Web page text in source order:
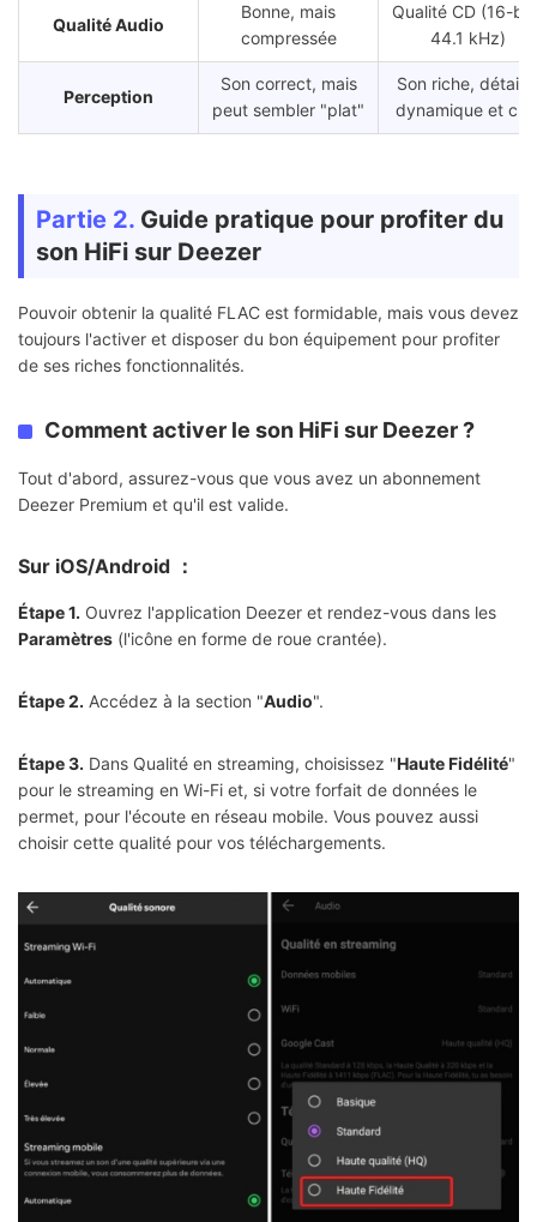
Qualité Audio
Bonne, mais
compressée
Qualité CD (16-
44.1 kHz)
Perception
Son correct, mais
peut sembler "plat"
Son riche,
dynamique et
Partie 2. Guide pratique pour profiter du
son HiFi sur Deezer
Pouvoir obtenir la qualité FLAC est formidable, mais vous devez
toujours l'activer et disposer du bon équipement pour profiter
de ses riches fonctionnalités.
Comment activer le son HiFi sur Deezer ?
Tout d'abord, assurez-vous que vous avez un abonnement
Deezer Premium et qu'il est valide.
Sur iOS/Android ：
Étape 1. Ouvrez l'application Deezer et rendez-vous dans les
Paramètres (l'icône en forme de roue crantée).
Étape 2. Accédez à la section "Audio".
Étape 3. Dans Qualité en streaming, choisissez "Haute Fidélité"
pour le streaming en Wi-Fi et, si votre forfait de données le
permet, pour l'écoute en réseau mobile. Vous pouvez aussi
choisir cette qualité pour vos téléchargements.